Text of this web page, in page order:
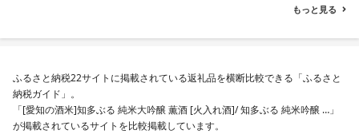
もっと見る
ふるさと納税22サイトに掲載されている返礼品を横断比較できる「ふるさと
納税ガイド」。
「[愛知の酒米]知多ぶる 純米大吟醸 薫酒 [火入れ酒]/ 知多ぶる 純米吟醸 …」
が掲載されているサイトを比較掲載しています。